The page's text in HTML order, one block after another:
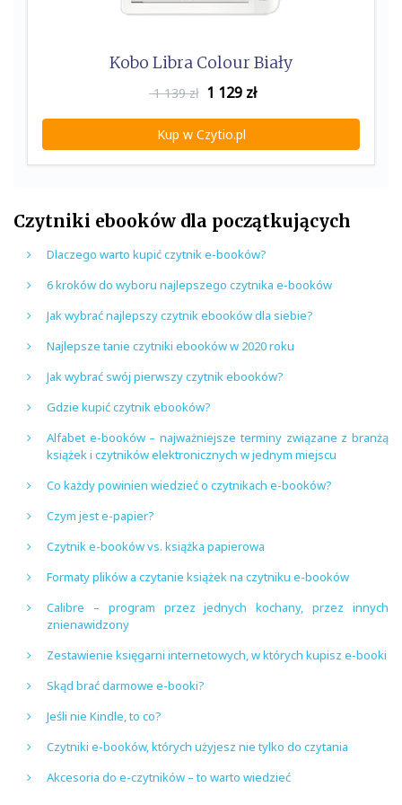
Kobo Libra Colour Biały
1 139 zł 1 129zł
Kup w Czytio.pl
Czytniki ebooków dla początkujących
Dlaczego warto kupić czytnik e-booków?
6 kroków do wyboru najlepszego czytnika e-booków
Jak wybrać najlepszy czytnik ebooków dla siebie?
Najlepsze tanie czytniki ebooków w 2020 roku
Jak wybrać swój pierwszy czytnik ebooków?
Gdzie kupić czytnik ebooków?
Alfabet e-booków – najważniejsze terminy związane z branżą
książek i czytników elektronicznych w jednym miejscu
Co każdy powinien wiedzieć o czytnikach e-booków?
Czym jest e-papier?
Czytnik e-booków vs. książka papierowa
Formaty plików a czytanie książek na czytniku e-booków
Calibre – program przez jednych kochany, przez innych
znienawidzony
Zestawienie księgarni internetowych, w których kupisz e-booki
Skąd brać darmowe e-booki?
Jeśli nie Kindle, to co?
Czytniki e-booków, których użyjesz nie tylko do czytania
Akcesoria do e-czytników – to warto wiedzieć